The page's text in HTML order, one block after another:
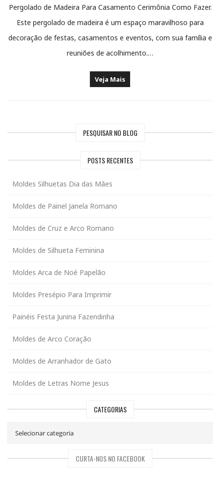
Pergolado de Madeira Para Casamento Cerimônia Como Fazer.
Este pergolado de madeira é um espaço maravilhoso para
decoração de festas, casamentos e eventos, com sua família e
reuniões de acolhimento.…
Veja Mais
PESQUISAR NO BLOG
POSTS RECENTES
Moldes Silhuetas Dia das Mães
Moldes de Painel Janela Romano
Moldes de Cruz e Arco Romano
Moldes de Silhueta Feminina
Moldes Arca de Noé Papelão
Moldes Presépio Para Imprimir
Painéis Festa Junina Fazendinha
Moldes de Arco Coração
Moldes de Arranhador de Gato
Moldes de Letras Nome Jesus
CATEGORIAS
CURTA-NOS NO FACEBOOK